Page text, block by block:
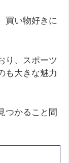
買い物好きに
り、スポーツ
も大きな魅力
つかること間